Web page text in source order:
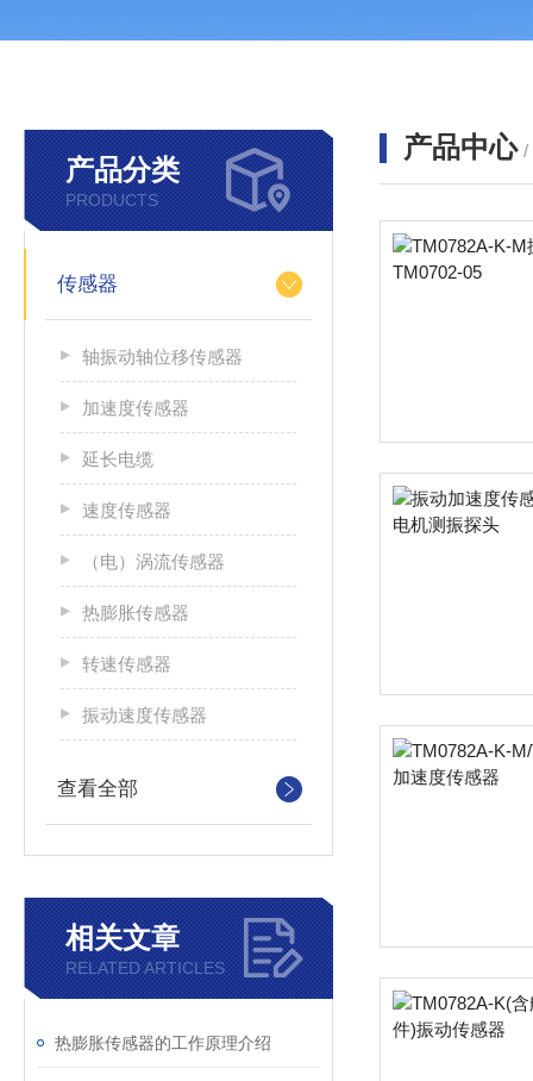
产品分类
PRODUCTS
传感器
轴振动轴位移传感器
加速度传感器
延长电缆
速度传感器
（电）涡流传感器
热膨胀传感器
转速传感器
振动速度传感器
查看全部
相关文章
RELATED ARTICLES
热膨胀传感器的工作原理介绍
产品中心 /